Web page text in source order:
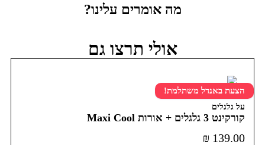
מה אומרים עלינו?
אולי תרצו גם
הצעת באנדל משתלמת!
על גלגלים
קורקינט 3 גלגלים + אורות Maxi Cool
₪ 139.00